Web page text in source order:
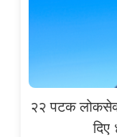
२२ पटक
दिए